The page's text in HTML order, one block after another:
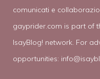
comunicati e
gayprider.com is part of
IsayBlog! network. For
opportunities: